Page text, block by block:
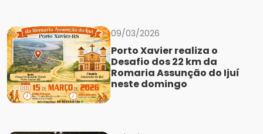
09/03/2026
Porto Xavier realiza o
Desafio dos 22 km da
Romaria Assunção do Ijuí
neste domingo